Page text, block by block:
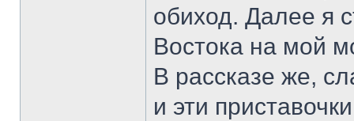
обиход. Далее я
Востока на мой
В рассказе же,
и эти